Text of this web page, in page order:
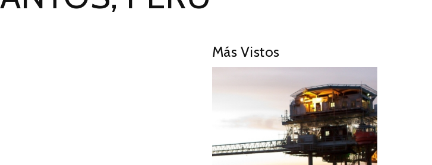
Más Vistos